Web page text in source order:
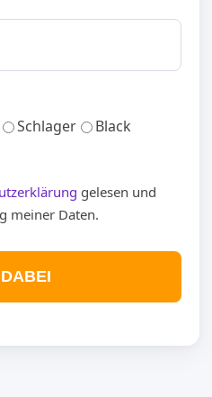
Schlager
Black
gelesen und
meiner Daten.